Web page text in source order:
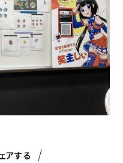
アする